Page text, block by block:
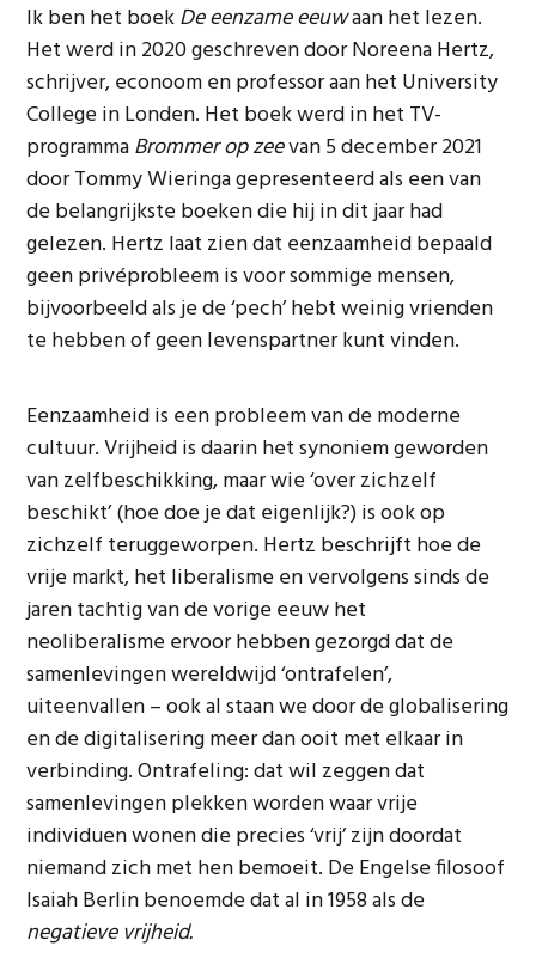
Ik ben het boekDe eenzame eeuwaan het lezen.
Het werd in 2020 geschreven door Noreena Hertz,
schrijver, econoom en professor aan het University
College in Londen. Het boek werd in het TV-
programmaBrommer op zeevan 5 december 2021
door Tommy Wieringa gepresenteerd als een van
de belangrijkste boeken die hij in dit jaar had
gelezen. Hertz laat zien dat eenzaamheid bepaald
geen privéprobleem is voor sommige mensen,
bijvoorbeeld als je de ‘pech’ hebt weinig vrienden
te hebben of geen levenspartner kunt vinden.
Eenzaamheid is een probleem van de moderne
cultuur. Vrijheid is daarin het synoniem geworden
van zelfbeschikking, maar wie ‘over zichzelf
beschikt’ (hoe doe je dat eigenlijk?) is ook op
zichzelf teruggeworpen. Hertz beschrijft hoe de
vrije markt, het liberalisme en vervolgens sinds de
jaren tachtig van de vorige eeuw het
neoliberalisme ervoor hebben gezorgd dat de
samenlevingen wereldwijd ‘ontrafelen’,
uiteenvallen – ook al staan we door de globalisering
en de digitalisering meer dan ooit met elkaar in
verbinding. Ontrafeling: dat wil zeggen dat
samenlevingen plekken worden waar vrije
individuen wonen die precies ‘vrij’ zijn doordat
niemand zich met hen bemoeit. De Engelse filosoof
Isaiah Berlin benoemde dat al in 1958 als de
negatieve vrijheid.